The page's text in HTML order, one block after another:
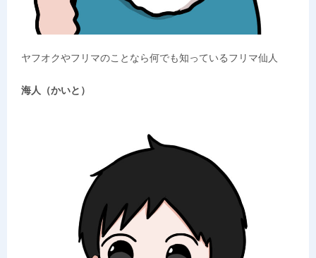
ヤフオクやフリマのことなら何でも知っているフリマ仙人
海人（かいと）